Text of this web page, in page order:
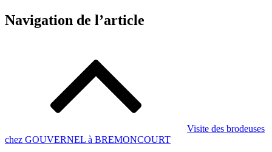
Navigation de l’article
Visite des brodeuses
chez GOUVERNEL à BREMONCOURT